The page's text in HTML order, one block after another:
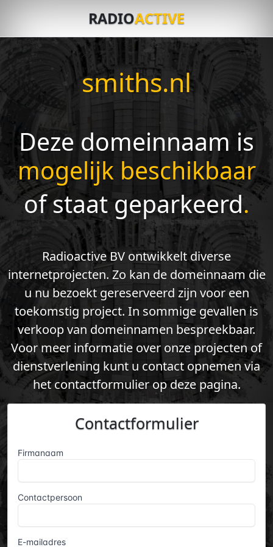
RADIOACTIVE
smiths.nl
Deze domeinnaam is
mogelijk beschikbaar
of staat geparkeerd.
Radioactive BV ontwikkelt diverse
internetprojecten. Zo kan de domeinnaam die
u nu bezoekt gereserveerd zijn voor een
toekomstig project. In sommige gevallen is
verkoop van domeinnamen bespreekbaar.
Voor meer informatie over onze projecten of
dienstverlening kunt u contact opnemen via
het contactformulier op deze pagina.
Contactformulier